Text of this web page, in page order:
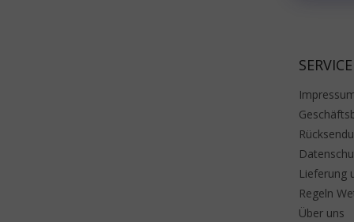
SERVICE
Lieferung
Regeln
Über uns